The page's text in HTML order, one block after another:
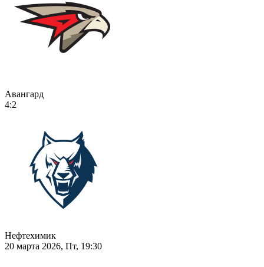
Авангард
4:2
Нефтехимик
20 марта 2026, Пт, 19:30